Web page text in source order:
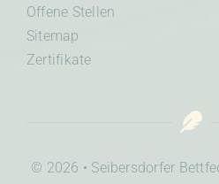
Offene Stellen
Sitemap
Zertifikate
© 2026 • Seibersdorfer